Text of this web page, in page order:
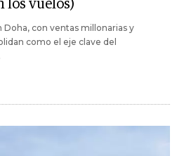
los vuelos)
con ventas millonarias y
como el eje clave del